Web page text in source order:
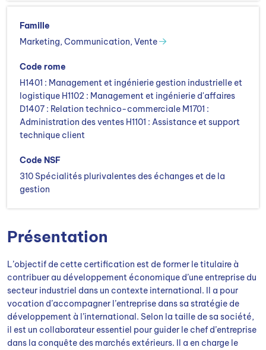
Présentation
L’objectif de cette certification est de former le titulaire à
contribuer au développement économique d’une entreprise du
secteur industriel dans un contexte international. Il a pour
vocation d’accompagner l’entreprise dans sa stratégie de
développement à l’international. Selon la taille de sa société,
il est un collaborateur essentiel pour guider le chef d’entreprise
dans la conquête des marchés extérieurs. Il a en charge le
Famille
Marketing, Communication, Vente
Code rome
H1401 : Management et ingénierie gestion industrielle et
logistique H1102 : Management et ingénierie d'affaires
D1407 : Relation technico-commerciale M1701 :
Administration des ventes H1101 : Assistance et support
technique client
Code NSF
310 Spécialités plurivalentes des échanges et de la
gestion